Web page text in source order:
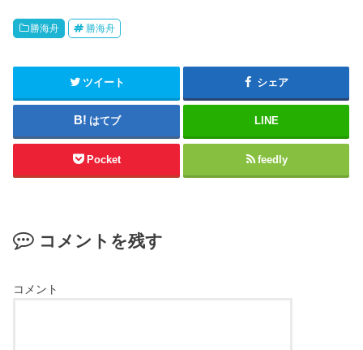
勝海舟 勝海舟
ツイート シェア
はてブ LINE
Pocket feedly
コメントを残す
コメント